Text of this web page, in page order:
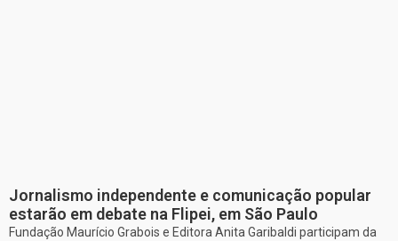
Jornalismo independente e comunicação popular
estarão em debate na Flipei, em São Paulo
Fundação Maurício Grabois e Editora Anita Garibaldi participam da